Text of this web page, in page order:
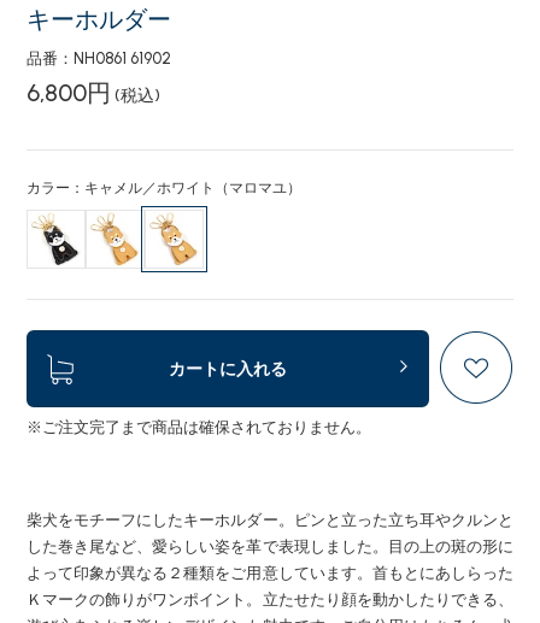
キーホルダー
品番：NH0861 61902
6,800円 (税込)
カラー：キャメル／ホワイト（マロマユ）
カートに入れる
※ご注文完了まで商品は確保されておりません。
柴犬をモチーフにしたキーホルダー。ピンと立った立ち耳やクルンと
した巻き尾など、愛らしい姿を革で表現しました。目の上の斑の形に
よって印象が異なる２種類をご用意しています。首もとにあしらった
Ｋマークの飾りがワンポイント。立たせたり顔を動かしたりできる、